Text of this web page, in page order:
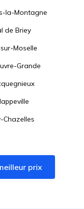
la-Montagne
de Briey
Moselle
Grande
Chazelles
Piennes
prix